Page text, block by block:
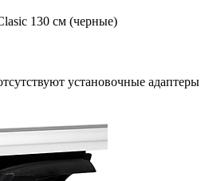
130 см (черные)
установочные адаптеры